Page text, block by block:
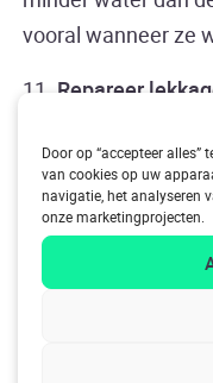
Door op “accepteer
van cookies op uw
navigatie, het analyseren
onze marketingprojecten.
vooral wanneer ze
11. Repareer
Een druppelende
verspilt ongemerkt
voorkom verspilling.
12.
Voorkom
Veel toestellen
staan. Schakel ze
meervoudige